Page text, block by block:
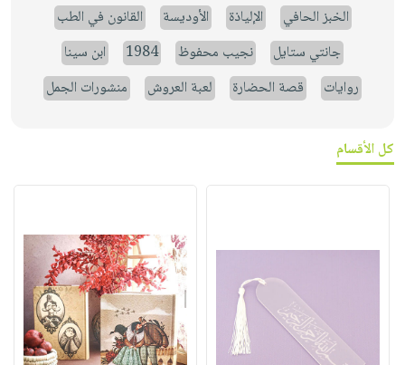
الخبز الحافي
الإلياذة الأوديسة
القانون في الطب
جانتي ستايل
نجيب محفوظ 1984
ابن سينا
روايات
قصة الحضارة لعبة العروش منشورات الجمل
كل الأقسام